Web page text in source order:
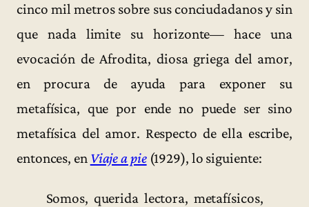
cinco mil metros sobre sus conciudadanos y sin
que nada limite su horizonte— hace una
evocación de Afrodita, diosa griega del amor,
en procura de ayuda para exponer su
metafísica, que por ende no puede ser sino
metafísica del amor. Respecto de ella escribe,
entonces, en Viaje a pie(1929), lo siguiente:
Somos, querida lectora, metafísicos,